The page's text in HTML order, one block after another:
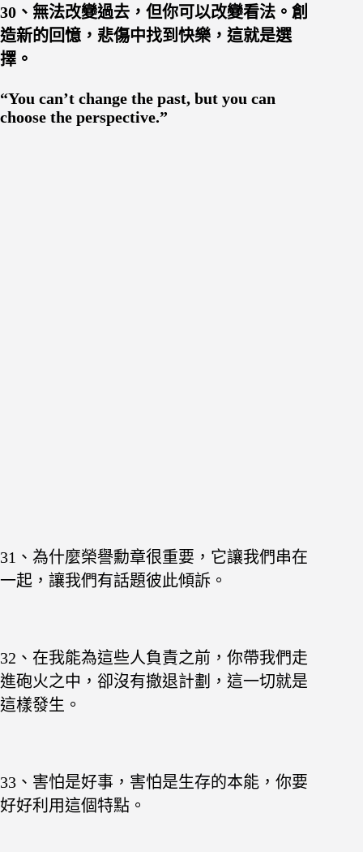
30、無法改變過去，但你可以改變看法。創
造新的回憶，悲傷中找到快樂，這就是選
擇。
“You can’t change the past, but you can
choose the perspective.”
31、為什麼榮譽勳章很重要，它讓我們串在
一起，讓我們有話題彼此傾訴。
32、在我能為這些人負責之前，你帶我們走
進砲火之中，卻沒有撤退計劃，這一切就是
這樣發生。
33、害怕是好事，害怕是生存的本能，你要
好好利用這個特點。